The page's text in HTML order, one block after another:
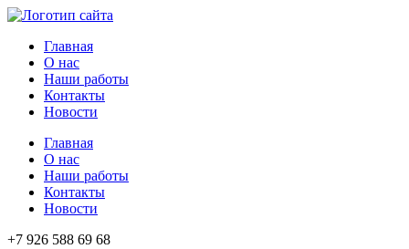
Перейти
содержимому
Главная
О нас
Наши работы
Контакты
Новости
Главная
О нас
Наши работы
Контакты
Новости
+7 926 588 69 68